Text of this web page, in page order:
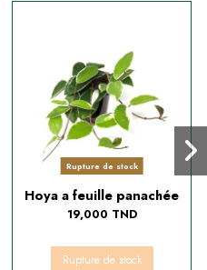
Rupture de stock
Hoya a feuille panachée
19,000 TND
Rupture de stock